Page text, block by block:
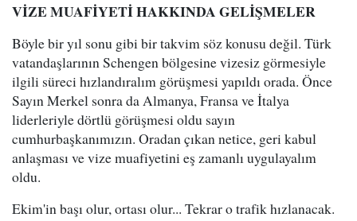
VİZE MUAFİYETİ HAKKINDA GELİŞMELER
Böyle bir yıl sonu gibi bir takvim söz konusu değil. Türk
vatandaşlarının Schengen bölgesine vizesiz görmesiyle
ilgili süreci hızlandıralım görüşmesi yapıldı orada. Önce
Sayın Merkel sonra da Almanya, Fransa ve İtalya
liderleriyle dörtlü görüşmesi oldu sayın
cumhurbaşkanımızın. Oradan çıkan netice, geri kabul
anlaşması ve vize muafiyetini eş zamanlı uygulayalım
oldu.
Ekim'in başı olur, ortası olur... Tekrar o trafik hızlanacak.